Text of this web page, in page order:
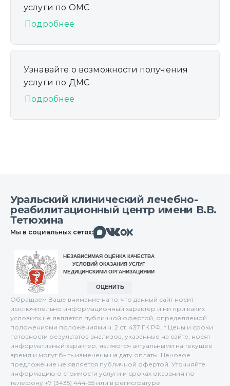
услуги по ОМС
Подробнее
Узнавайте о возможности получения
услуги по ДМС
Подробнее
Уральский клинический лечебно-
реабилитационный центр имени В.В.
Тетюхина
Мы в социальных сетях:МаксВконтактеОдноклассники
Обращаем Ваше внимание на то, что данный сайт носит
исключительно информационный характер и ни при каких
условиях не является публичной офертой, определяемой
положениями положениями ч. 2 ст. 437 ГК РФ. * Цены и сроки
готовности результатов анализов, указанные на сайте, носят
информативный характер, являются актуальными на текущее
время и могут быть изменены на дату оплаты. Ценовое
предложение не является публичной офертой. Уточняйте
информацию о стоимости услуги и сроках оказания по
телефону +7 (3435) 444-55 или в регистратуре